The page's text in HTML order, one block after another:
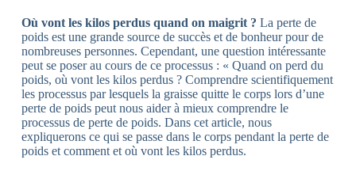
Où vont les kilos perdus quand on maigrit ? La perte de
poids est une grande source de succès et de bonheur pour de
nombreuses personnes. Cependant, une question intéressante
peut se poser au cours de ce processus : « Quand on perd du
poids, où vont les kilos perdus ? Comprendre scientifiquement
les processus par lesquels la graisse quitte le corps lors d’une
perte de poids peut nous aider à mieux comprendre le
processus de perte de poids. Dans cet article, nous
expliquerons ce qui se passe dans le corps pendant la perte de
poids et comment et où vont les kilos perdus.